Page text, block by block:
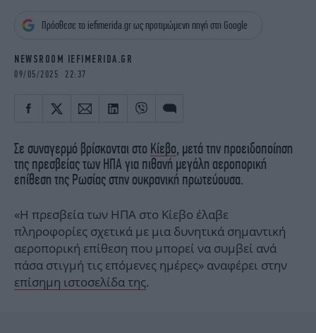
OSCARS
THE OCEAN
Πρόσθεσε το iefimerida.gr ως προτιμώμενη πηγή στη Google
NEWSROOM IEFIMERIDA.GR
09/05/2025 22:37
Σε συναγερμό βρίσκονται στο Κίεβο, μετά την προειδοποίηση
της πρεσβείας των ΗΠΑ για πιθανή μεγάλη αεροπορική
επίθεση της Ρωσίας στην ουκρανική πρωτεύουσα.
«Η πρεσβεία των ΗΠΑ στο Κίεβο έλαβε
πληροφορίες σχετικά με μια δυνητικά σημαντική
αεροπορική επίθεση που μπορεί να συμβεί ανά
πάσα στιγμή τις επόμενες ημέρες» αναφέρει στην
επίσημη ιστοσελίδα της.